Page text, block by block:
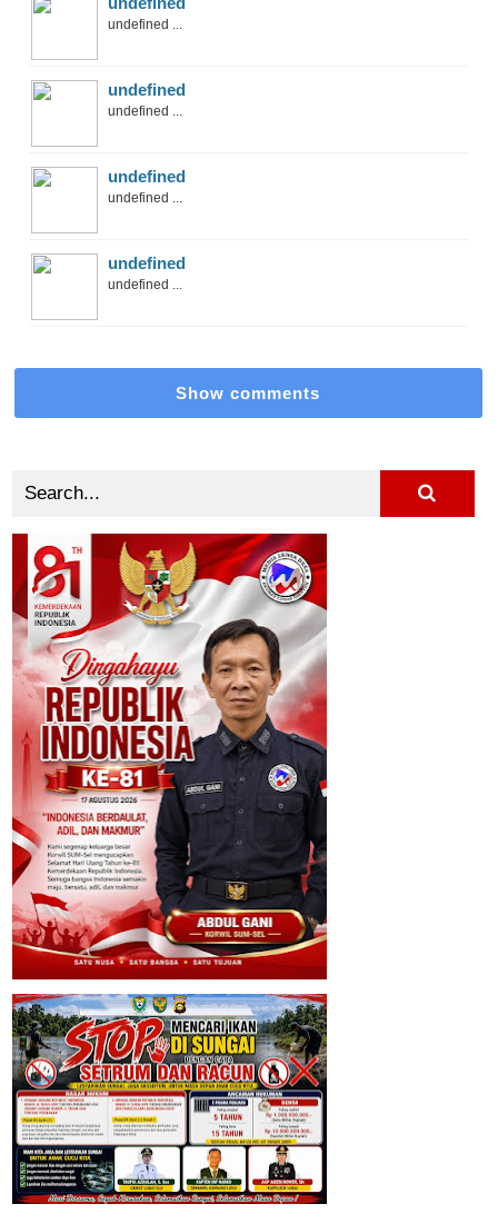
undefined ...
undefined
undefined ...
undefined
undefined ...
undefined
undefined ...
Show comments